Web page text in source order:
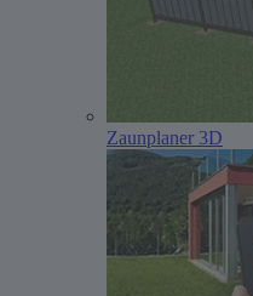
Zaunplaner 3D